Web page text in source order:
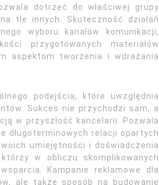
dotrzeć do właściwej grupy
tle innych. Skuteczność działań
wyboru kanałów komunikacji,
przygotowanych materiałów
aspektom tworzenia i wdrażania
podejścia, które uwzględnia
Sukces nie przychodzi sam, a
w przyszłość kancelarii. Pozwala
długoterminowych relacji opartych
umiejętności i doświadczenia
w obliczu skomplikowanych
Kampanie reklamowe dla
ale także sposób na budowanie